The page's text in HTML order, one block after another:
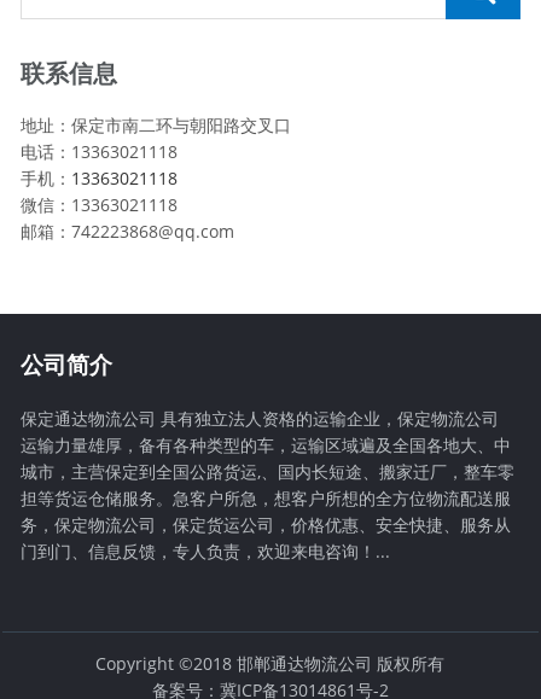
联系信息
地址：保定市南二环与朝阳路交叉口
电话：13363021118
手机： 13363021118
微信：13363021118
邮箱：742223868@qq.com
公司简介
保定通达物流公司 具有独立法人资格的运输企业，保定物流公司
运输力量雄厚，备有各种类型的车，运输区域遍及全国各地大、中
城市，主营保定到全国公路货运,、国内长短途、搬家迁厂，整车零
担等货运仓储服务。急客户所急，想客户所想的全方位物流配送服
务，保定物流公司，保定货运公司，价格优惠、安全快捷、服务从
门到门、信息反馈，专人负责，欢迎来电咨询！...
Copyright ©2018 邯郸通达物流公司 版权所有
备案号：冀ICP备13014861号-2